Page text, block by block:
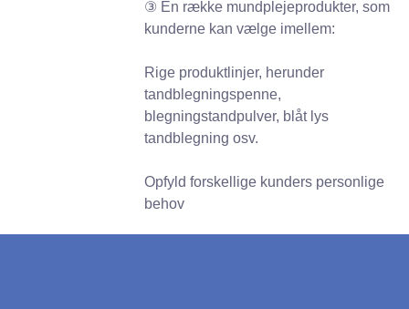
③ En række mundplejeprodukter, som
kunderne kan vælge imellem:
Rige produktlinjer, herunder
tandblegningspenne,
blegningstandpulver, blåt lys
tandblegning osv.
Opfyld forskellige kunders personlige
behov